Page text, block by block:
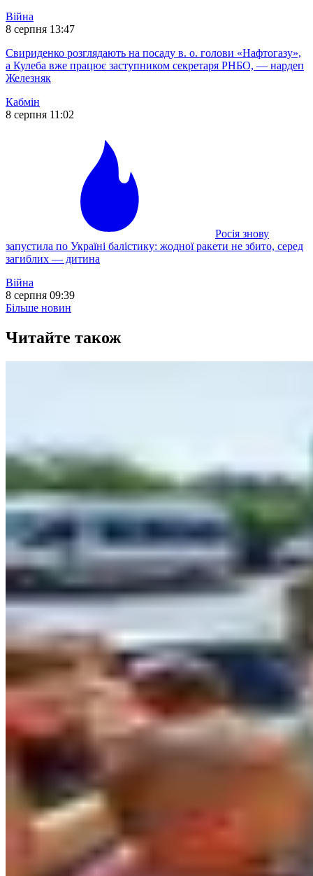
Війна
8 серпня 13:47
Свириденко розглядають на посаду в. о. голови «Нафтогазу»,
а Кулеба вже працює заступником секретаря РНБО, — нардеп
Железняк
Кабмін
8 серпня 11:02
Росія знову
запустила по Україні балістику: жодної ракети не збито, серед
загиблих — дитина
Війна
8 серпня 09:39
Більше новин
Читайте також